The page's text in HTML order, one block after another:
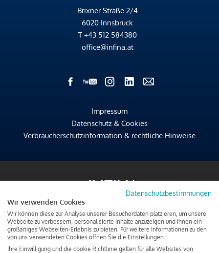
Brixner Straße 2/4
6020 Innsbruck
T +43 512 584380
office@infina.at
Impressum
Datenschutz & Cookies
Verbraucherschutzinformation & rechtliche Hinweise
Datenschutzbestimmungen
Wir verwenden Cookies
Wir können diese zur Analyse unserer Besucherdaten platzieren, um unsere
Webseite zu verbessern, personalisierte Inhalte anzuzeigen und Ihnen ein
großartiges Webseiten-Erlebnis zu bieten. Für weitere Informationen zu den
von uns verwendeten Cookies öffnen Sie die Einstellungen.
Ihre Einwilligung und die cookie Richtlinie gelten für alle Websites von